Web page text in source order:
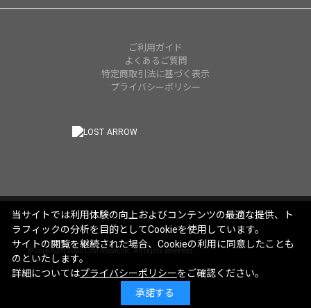
ご利用ガイド
よくあるご質問
特定商取引法に基づく表示
プライバシーポリシー
© Copyright 2025 Lost Arrow,Inc. All rights reserved.
当サイトでは利用体験の向上およびコンテンツの最適な提供、ト
ラフィックの分析を目的としてCookieを使用しています。
サイトの閲覧を継続された場合、Cookieの利用に同意したことも
のといたします。
詳細についてはプライバシーポリシーをご確認ください。
承諾する